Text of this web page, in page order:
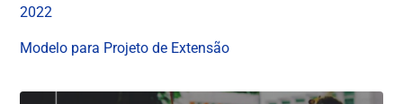
2022
Modelo para Projeto de Extensão